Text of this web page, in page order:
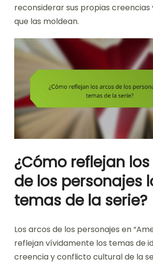
reconsiderar sus propias creencias
que las moldean.
¿Cómo reflejan
de los personajes
temas de la serie?
Los arcos de los personajes en
reflejan vívidamente los temas de
creencia y conflicto cultural de la